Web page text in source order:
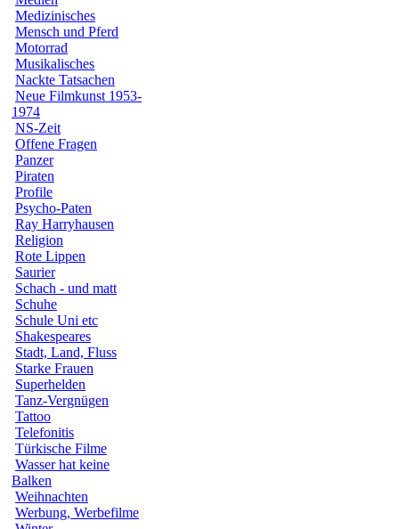
Medizinisches
Mensch und Pferd
Motorrad
Musikalisches
Nackte Tatsachen
Neue Filmkunst 1953-
1974
NS-Zeit
Offene Fragen
Panzer
Piraten
Profile
Psycho-Paten
Ray Harryhausen
Religion
Rote Lippen
Saurier
Schach - und matt
Schuhe
Schule Uni etc
Shakespeares
Stadt, Land, Fluss
Starke Frauen
Superhelden
Tanz-Vergnügen
Tattoo
Telefonitis
Türkische Filme
Wasser hat keine
Balken
Weihnachten
Werbung, Werbefilme